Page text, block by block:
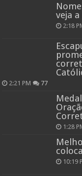
veja
2:18
2:21 PM 77
1:28
10:19